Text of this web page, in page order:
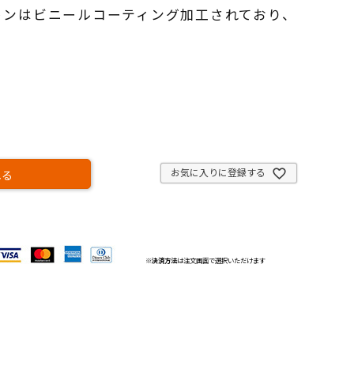
はビニールコーティング加工されており、
お気に入りに登録する
※決済方法は注文画面で選択いただけます